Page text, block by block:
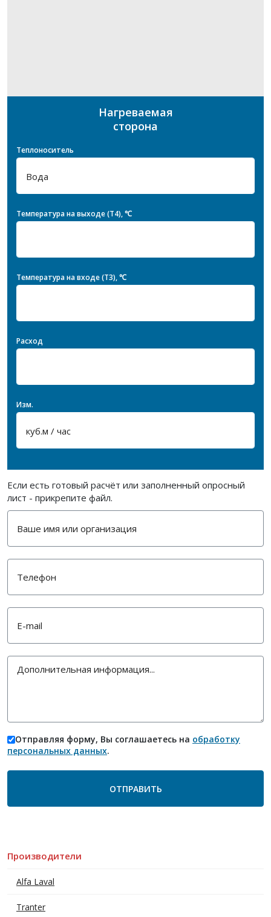
Производители
Alfa Laval
Tranter
Нагреваемая
сторона
Теплоноситель
Температура на выходе (T4), ℃
Температура на входе (T3), ℃
Расход
Изм.
Если есть готовый расчёт или заполненный опросный
лист - прикрепите файл.
Отправляя форму, Вы соглашаетесь на обработку
персональных данных.